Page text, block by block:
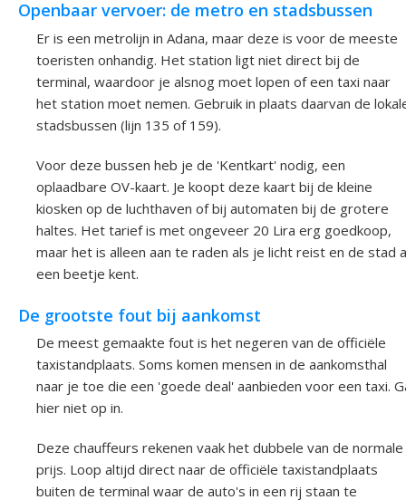
Openbaar vervoer: de metro en stadsbussen
Er is een metrolijn in Adana, maar deze is voor de meeste
toeristen onhandig. Het station ligt niet direct bij de
terminal, waardoor je alsnog moet lopen of een taxi naar
het station moet nemen. Gebruik in plaats daarvan de
stadsbussen (lijn 135 of 159).
Voor deze bussen heb je de 'Kentkart' nodig, een
oplaadbare OV-kaart. Je koopt deze kaart bij de kleine
kiosken op de luchthaven of bij automaten bij de grotere
haltes. Het tarief is met ongeveer 20 Lira erg goedkoop,
maar het is alleen aan te raden als je licht reist en de stad
een beetje kent.
De grootste fout bij aankomst
De meest gemaakte fout is het negeren van de officiële
taxistandplaats. Soms komen mensen in de aankomsthal
naar je toe die een 'goede deal' aanbieden voor een taxi.
hier niet op in.
Deze chauffeurs rekenen vaak het dubbele van de normale
prijs. Loop altijd direct naar de officiële taxistandplaats
buiten de terminal waar de auto's in een rij staan te